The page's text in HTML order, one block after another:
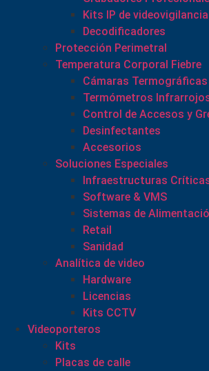
Kits IP de videovigilancia
Decodificadores
Protección Perimetral
Temperatura Corporal Fiebre
Cámaras Termográficas
Termómetros
Control de Accesos y
Desinfectantes
Accesorios
Soluciones Especiales
Infraestructuras
Software & VMS
Sistemas de
Retail
Sanidad
Analítica de video
Hardware
Licencias
Kits CCTV
Videoporteros
Kits
Placas de calle